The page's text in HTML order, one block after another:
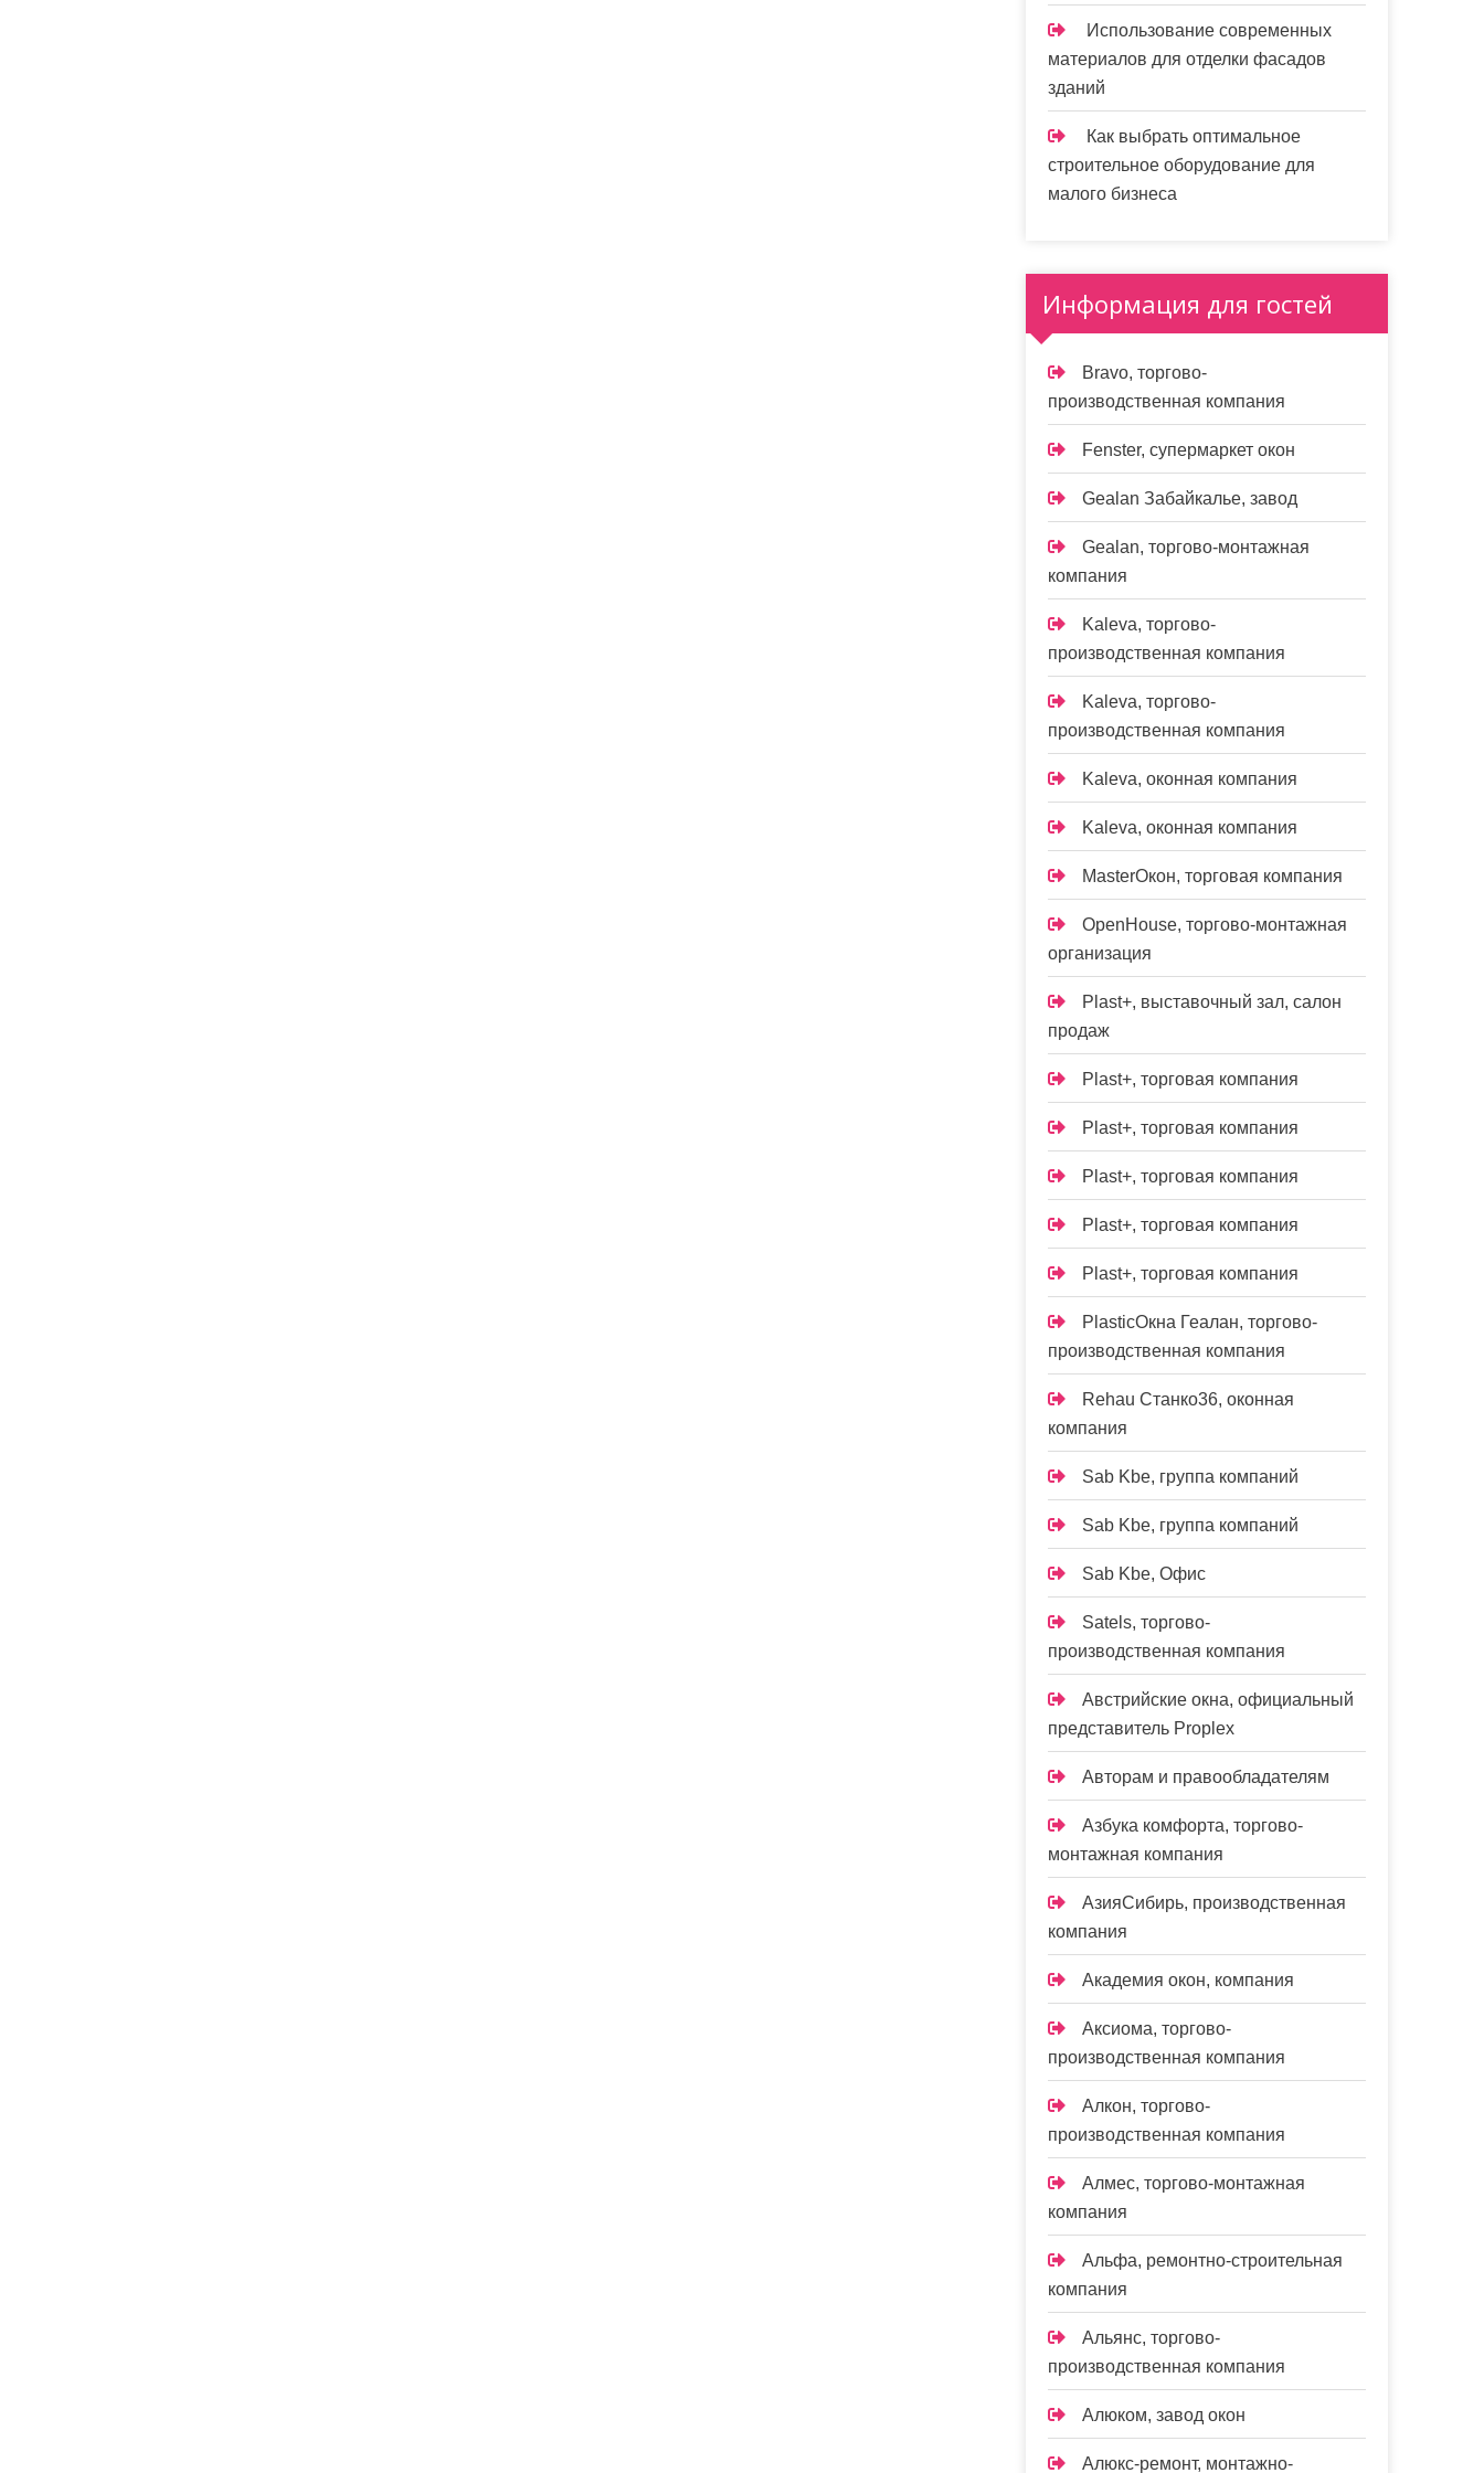
Использование современных
материалов для отделки фасадов
зданий
Как выбрать оптимальное
строительное оборудование для
малого бизнеса
Информация для гостей
Bravo, торгово-
производственная компания
Fenster, супермаркет окон
Gealan Забайкалье, завод
Gealan, торгово-монтажная
компания
Kaleva, торгово-
производственная компания
Kaleva, торгово-
производственная компания
Kalevа, оконная компания
Kalevа, оконная компания
MasterОкон, торговая компания
OpenHouse, торгово-монтажная
организация
Plast+, выставочный зал, салон
продаж
Plast+, торговая компания
Plast+, торговая компания
Plast+, торговая компания
Plast+, торговая компания
Plast+, торговая компания
PlasticОкна Геалан, торгово-
производственная компания
Rehau Станко36, оконная
компания
Sab Kbe, группа компаний
Sab Kbe, группа компаний
Sab Kbe, Офис
Satels, торгово-
производственная компания
Австрийские окна, официальный
представитель Proplex
Авторам и правообладателям
Азбука комфорта, торгово-
монтажная компания
АзияСибирь, производственная
компания
Академия окон, компания
Аксиома, торгово-
производственная компания
Алкон, торгово-
производственная компания
Алмес, торгово-монтажная
компания
Альфа, ремонтно-строительная
компания
Альянс, торгово-
производственная компания
Алюком, завод окон
Алюкс-ремонт, монтажно-